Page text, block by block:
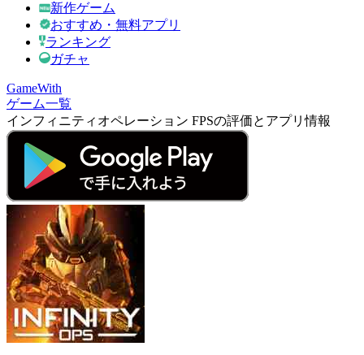
新作ゲーム
おすすめ・無料アプリ
ランキング
ガチャ
GameWith
ゲーム一覧
インフィニティオペレーション FPSの評価とアプリ情報